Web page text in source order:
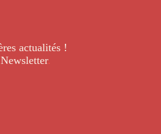
actualités !
.